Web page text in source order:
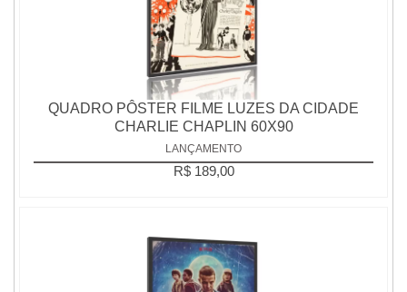
QUADRO PÔSTER FILME LUZES DA CIDADE
CHARLIE CHAPLIN 60X90
LANÇAMENTO
R$ 189,00